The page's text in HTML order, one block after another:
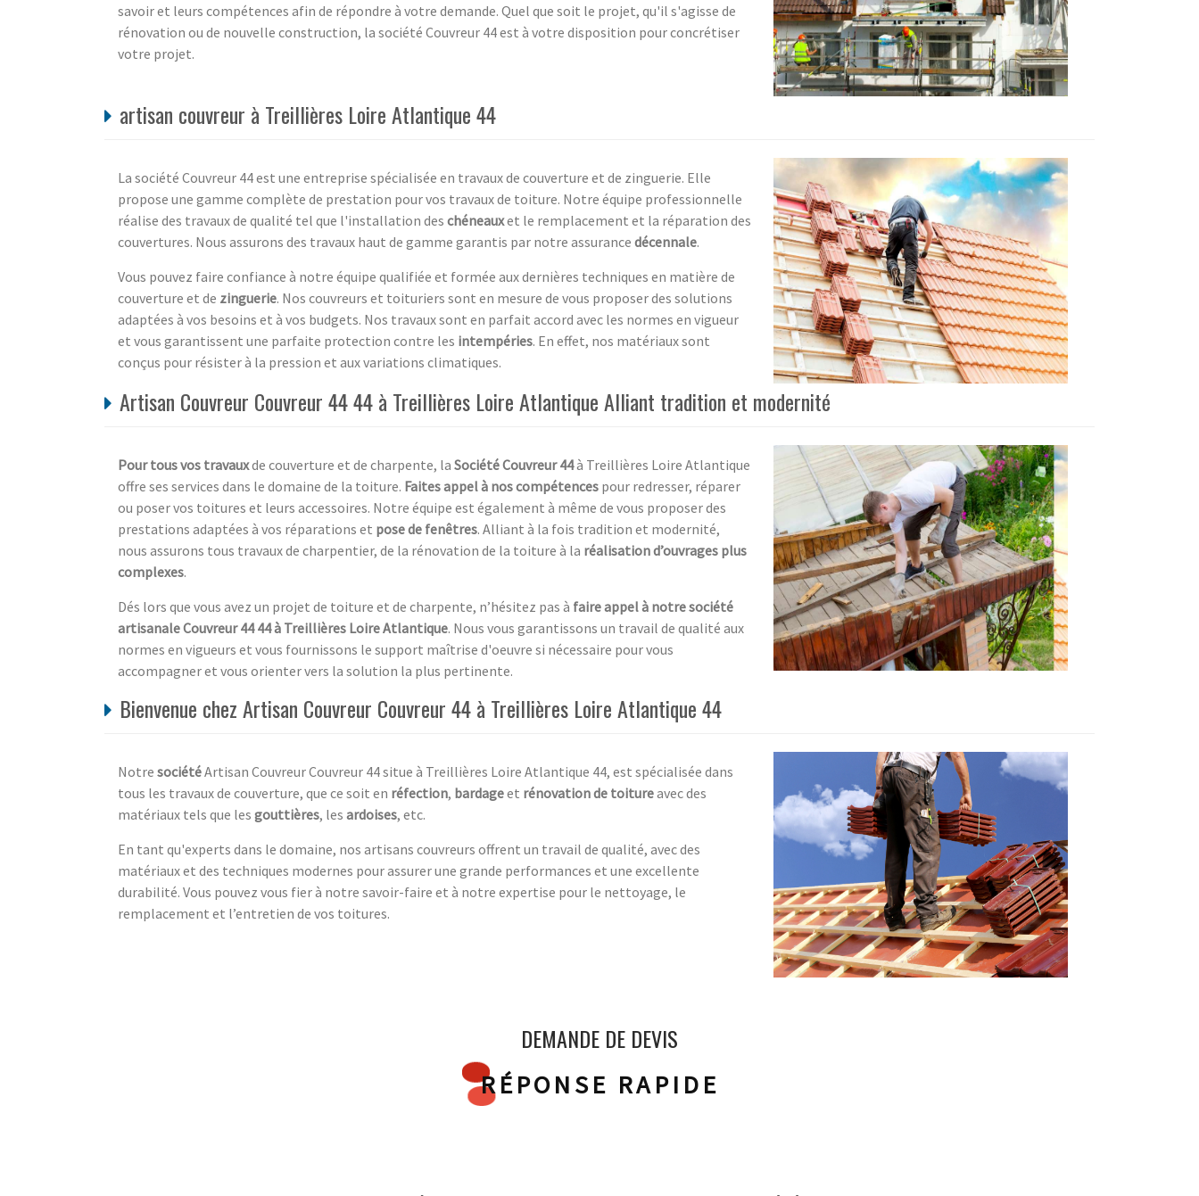
savoir et leurs compétences afin de répondre à votre demande. Quel que soit le projet, qu'il s'agisse de
rénovation ou de nouvelle construction, la société Couvreur 44 est à votre disposition pour concrétiser
votre projet.
artisan couvreur à Treillières Loire Atlantique 44
La société Couvreur 44 est une entreprise spécialisée en travaux de couverture et de zinguerie. Elle
propose une gamme complète de prestation pour vos travaux de toiture. Notre équipe professionnelle
réalise des travaux de qualité tel que l'installation des chéneauxet le remplacement et la réparation des
couvertures. Nous assurons des travaux haut de gamme garantis par notre assurance décennale.
Vous pouvez faire confiance à notre équipe qualifiée et formée aux dernières techniques en matière de
couverture et de zinguerie. Nos couvreurs et toituriers sont en mesure de vous proposer des solutions
adaptées à vos besoins et à vos budgets. Nos travaux sont en parfait accord avec les normes en vigueur
et vous garantissent une parfaite protection contre les intempéries. En effet, nos matériaux sont
conçus pour résister à la pression et aux variations climatiques.
Artisan Couvreur Couvreur 44 44 à Treillières Loire Atlantique Alliant tradition et modernité
Pour tous vos travauxde couverture et de charpente, la Société Couvreur 44à Treillières Loire Atlantique
offre ses services dans le domaine de la toiture. Faites appel à nos compétences pour redresser, réparer
ou poser vos toitures et leurs accessoires. Notre équipe est également à même de vous proposer des
prestations adaptées à vos réparations et pose de fenêtres. Alliant à la fois tradition et modernité,
nous assurons tous travaux de charpentier, de la rénovation de la toiture à la réalisation d’ouvrages plus
complexes.
Dés lors que vous avez un projet de toiture et de charpente, n’hésitez pas à faire appel à notre société
artisanale Couvreur 44 44 à Treillières Loire Atlantique. Nous vous garantissons un travail de qualité aux
normes en vigueurs et vous fournissons le support maîtrise d'oeuvre si nécessaire pour vous
accompagner et vous orienter vers la solution la plus pertinente.
Bienvenue chez Artisan Couvreur Couvreur 44 à Treillières Loire Atlantique 44
Notre sociétéArtisan Couvreur Couvreur 44 situe à Treillières Loire Atlantique 44, est spécialisée dans
tous les travaux de couverture, que ce soit en réfection, bardageet rénovation de toitureavec des
matériaux tels que les gouttières, les ardoises, etc.
En tant qu'experts dans le domaine, nos artisans couvreurs offrent un travail de qualité, avec des
matériaux et des techniques modernes pour assurer une grande performances et une excellente
durabilité. Vous pouvez vous fier à notre savoir-faire et à notre expertise pour le nettoyage, le
remplacement et l’entretien de vos toitures.
DEMANDE DE DEVIS
RÉPONSE RAPIDE